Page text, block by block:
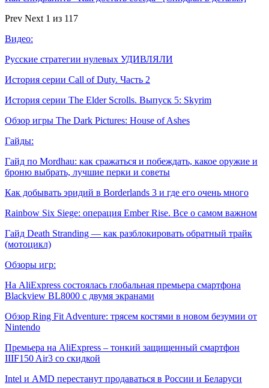
Prev Next 1 из 117
Видео:
Русские стратегии нулевых УДИВЛЯЛИ
История серии Call of Duty. Часть 2
История серии The Elder Scrolls. Выпуск 5: Skyrim
Обзор игры The Dark Pictures: House of Ashes
Гайды:
Гайд по Mordhau: как сражаться и побеждать, какое оружие и
броню выбрать, лучшие перки и советы
Как добывать эридий в Borderlands 3 и где его очень много
Rainbow Six Siege: операция Ember Rise. Все о самом важном
Гайд Death Stranding — как разблокировать обратный трайк
(мотоцикл)
Обзоры игр:
На AliExpress состоялась глобальная премьера смартфона
Blackview BL8000 с двумя экранами
Обзор Ring Fit Adventure: трясем костями в новом безумии от
Nintendo
Премьера на AliExpress – тонкий защищенный смартфон
IIIF150 Air3 со скидкой
Intel и AMD перестанут продаваться в России и Беларуси